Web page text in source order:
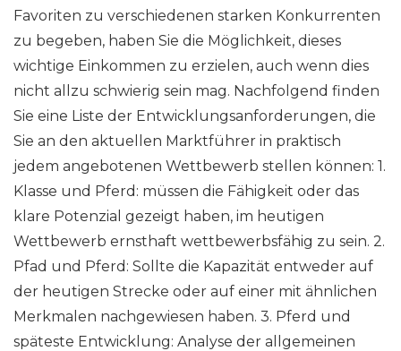
Favoriten zu verschiedenen starken Konkurrenten
zu begeben, haben Sie die Möglichkeit, dieses
wichtige Einkommen zu erzielen, auch wenn dies
nicht allzu schwierig sein mag. Nachfolgend finden
Sie eine Liste der Entwicklungsanforderungen, die
Sie an den aktuellen Marktführer in praktisch
jedem angebotenen Wettbewerb stellen können: 1.
Klasse und Pferd: müssen die Fähigkeit oder das
klare Potenzial gezeigt haben, im heutigen
Wettbewerb ernsthaft wettbewerbsfähig zu sein. 2.
Pfad und Pferd: Sollte die Kapazität entweder auf
der heutigen Strecke oder auf einer mit ähnlichen
Merkmalen nachgewiesen haben. 3. Pferd und
späteste Entwicklung: Analyse der allgemeinen